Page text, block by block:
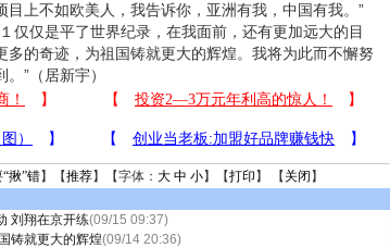
上不如欧美人，我告诉你，亚洲有我，中国有我。”
仅是平了世界纪录，在我面前，还有更加远大的目
的奇迹，为祖国铸就更大的辉煌。我将为此而不懈努
”（居新宇）
揪”错】【推荐】【字体： 大 中 小】【打印 】 【 关闭 】
刘翔在京开练(09/15 09:37)
铸就更大的辉煌(09/14 20:36)